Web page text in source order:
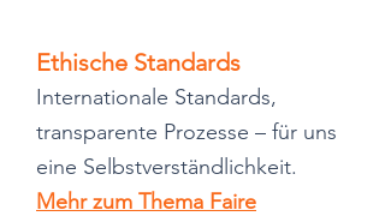
Ethische Standards
Internationale Standards,
transparente Prozesse – für uns
eine Selbstverständlichkeit.
Mehr zum Thema Faire